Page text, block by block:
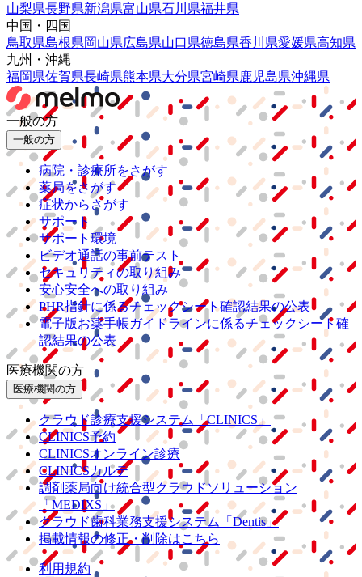
山梨県長野県新潟県富山県石川県福井県
中国・四国
鳥取県島根県岡山県広島県山口県徳島県香川県愛媛県高知県
九州・沖縄
福岡県佐賀県長崎県熊本県大分県宮崎県鹿児島県沖縄県
一般の方
一般の方
病院・診療所をさがす
薬局をさがす
症状からさがす
サポート
サポート環境
ビデオ通話の事前テスト
セキュリティの取り組み
安心安全への取り組み
PHR指針に係るチェックシート確認結果の公表
電子版お薬手帳ガイドラインに係るチェックシート確
認結果の公表
医療機関の方
医療機関の方
クラウド診療支援システム
「CLINICS」
CLINICS予約
CLINICSオンライン診療
CLINICSカルテ
調剤薬局向け統合型クラウドソリューション
「MEDIXS」
クラウド歯科業務支援システム
「Dentis」
掲載情報の修正・削除はこちら
利用規約